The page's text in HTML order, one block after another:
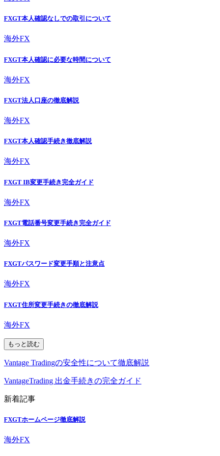
FXGT本人確認なしでの取引について
海外FX
FXGT本人確認に必要な時間について
海外FX
FXGT法人口座の徹底解説
海外FX
FXGT本人確認手続き徹底解説
海外FX
FXGT IB変更手続き完全ガイド
海外FX
FXGT電話番号変更手続き完全ガイド
海外FX
FXGTパスワード変更手順と注意点
海外FX
FXGT住所変更手続きの徹底解説
海外FX
もっと読む
Vantage Tradingの安全性について徹底解説
VantageTrading 出金手続きの完全ガイド
新着記事
FXGTホームページ徹底解説
海外FX